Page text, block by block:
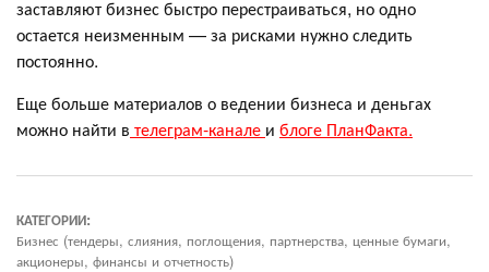
заставляют бизнес быстро перестраиваться, но одно
остается неизменным — за рисками нужно следить
постоянно.
Еще больше материалов о ведении бизнеса и деньгах
можно найти в телеграм-канале и блоге ПланФакта.
КАТЕГОРИИ:
Бизнес (тендеры, слияния, поглощения, партнерства, ценные бумаги,
акционеры, финансы и отчетность)